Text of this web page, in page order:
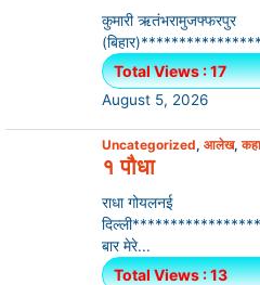
कुमारी ऋतंभरामुजफ्फरपुर
Total Views : 17
August 5, 2026
Uncategorized, आलेख,
१ पौधा
राधा गोयलनई
बार मेरे...
Total Views : 13